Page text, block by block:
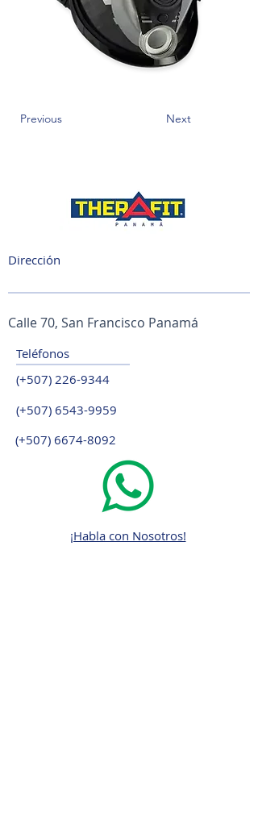
Previous Next
Dirección
Calle 70, San Francisco Panamá
Teléfonos
(+507) 226-9344
(+507) 6543-9959
(+507) 6674-8092
¡Habla con Nosotros!